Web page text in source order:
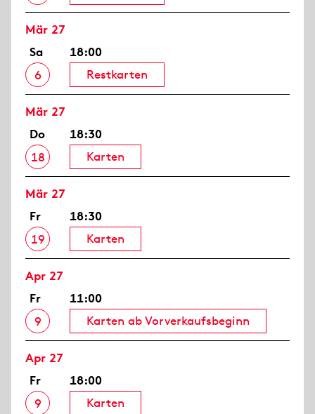
Mär 27
Sa
6
18:00
Restkarten
Mär 27
Do
18
18:30
Karten
Mär 27
Fr
19
18:30
Karten
Apr 27
Fr
9
11:00
Karten ab Vorverkaufsbeginn
Apr 27
Fr
9
18:00
Karten